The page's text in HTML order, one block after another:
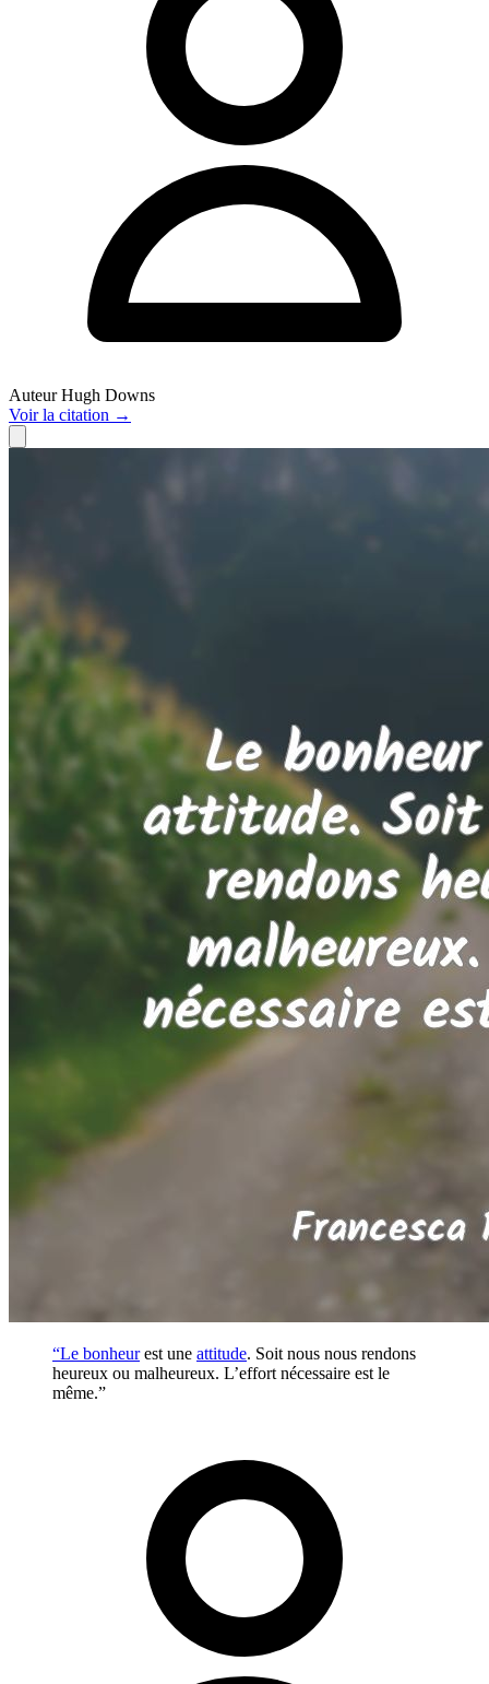
Auteur Hugh Downs
Voirla citation →
“Le bonheurest une attitude. Soit nous nous rendons
heureux ou malheureux. L’effort nécessaire est le
même.”